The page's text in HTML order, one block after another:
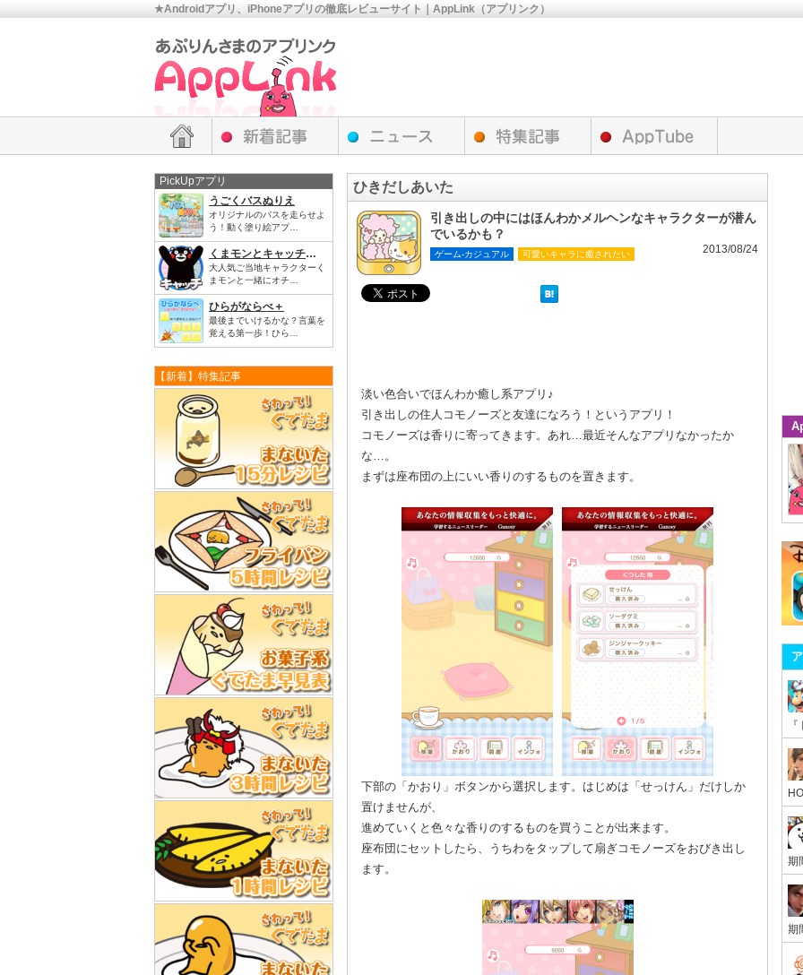
★Androidアプリ、iPhoneアプリの徹底レビューサイト｜AppLink（アプリンク）
PickUpアプリ
うごくバスぬりえ
オリジナルのバスを走らせよ
う！動く塗り絵アプ…
くまモンとキャッチだモン！
大人気ご当地キャラクターく
まモンと一緒にオチ…
ひらがならべ＋
最後までいけるかな？言葉を
覚える第一歩！ひら…
【新着】特集記事
ひきだしあいた
引き出しの中にはほんわかメルヘンなキャラクターが潜ん
でいるかも？
ゲーム-カジュアル 可愛いキャラに癒されたい 2013/08/24
淡い色合いでほんわか癒し系アプリ♪
引き出しの住人コモノーズと友達になろう！というアプリ！
コモノーズは香りに寄ってきます。あれ…最近そんなアプリなかったか
な…。
まずは座布団の上にいい香りのするものを置きます。
下部の「かおり」ボタンから選択します。はじめは「せっけん」だけしか
置けませんが、
進めていくと色々な香りのするものを買うことが出来ます。
座布団にセットしたら、うちわをタップして扇ぎコモノーズをおびき出し
ます。